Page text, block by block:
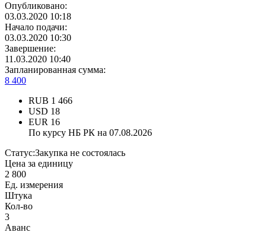
Опубликовано:
03.03.2020 10:18
Начало подачи:
03.03.2020 10:30
Завершение:
11.03.2020 10:40
Запланированная сумма:
8 400
RUB 1 466
USD 18
EUR 16
По курсу НБ РК на 07.08.2026
Статус:Закупка не состоялась
Цена за единицу
2 800
Ед. измерения
Штука
Кол-во
3
Аванс